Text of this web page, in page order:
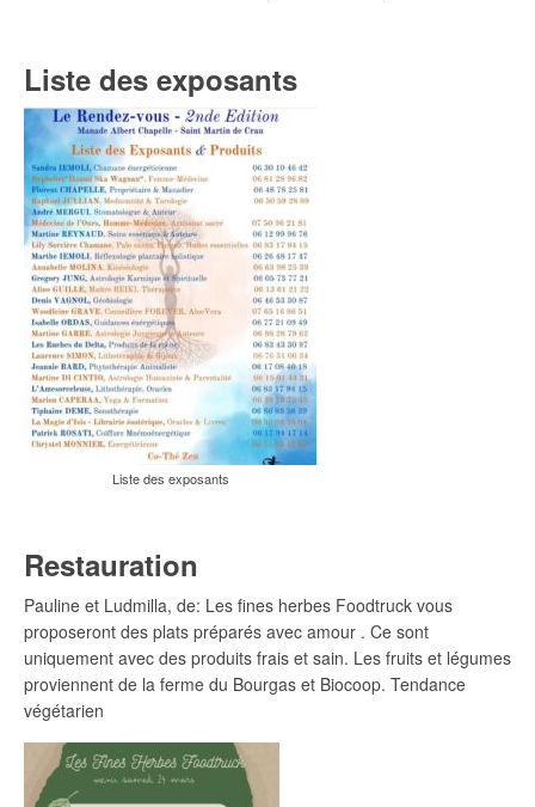
Liste des exposants
Liste des exposants
Restauration
Pauline et Ludmilla, de: Les fines herbes Foodtruck vous
proposeront des plats préparés avec amour . Ce sont
uniquement avec des produits frais et sain. Les fruits et légumes
proviennent de la ferme du Bourgas et Biocoop. Tendance
végétarien